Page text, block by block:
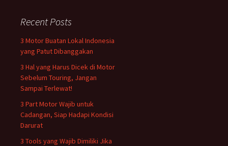
Recent Posts
3 Motor Buatan Lokal Indonesia
yang Patut Dibanggakan
3 Hal yang Harus Dicek di Motor
Sebelum Touring, Jangan
Sampai Terlewat!
3 Part Motor Wajib untuk
Cadangan, Siap Hadapi Kondisi
Darurat
3 Tools yang Wajib Dimiliki Jika